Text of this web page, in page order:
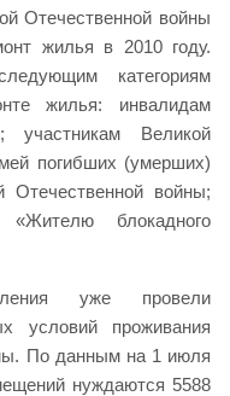
Отечественной войны
жилья в 2010 году.
категориям
жилья: инвалидам
участникам Великой
погибших (умерших)
Отечественной войны;
блокадного
уже провели
условий проживания
По данным на 1 июля
нуждаются 5588